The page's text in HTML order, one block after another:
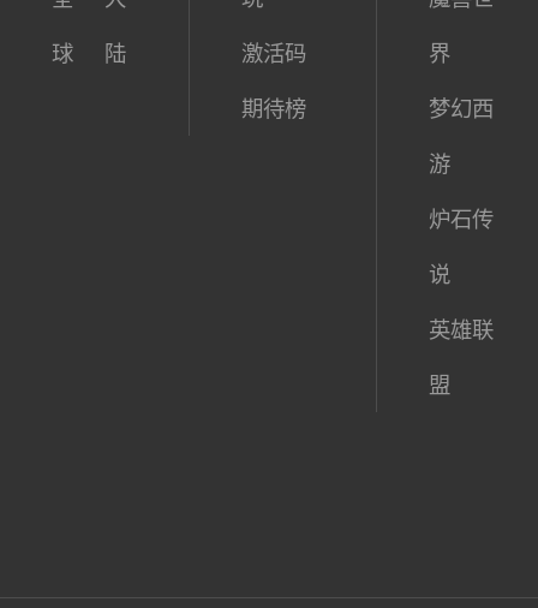
球 陆 激活码
期待榜
界
梦幻西
游
炉石传
说
英雄联
盟